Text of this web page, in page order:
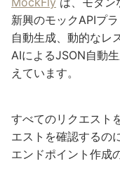
新興のモックAPIプ
自動生成、動的なレ
AIによるJSON自動
えています。
すべてのリクエスト
エストを確認するの
エンドポイント作成